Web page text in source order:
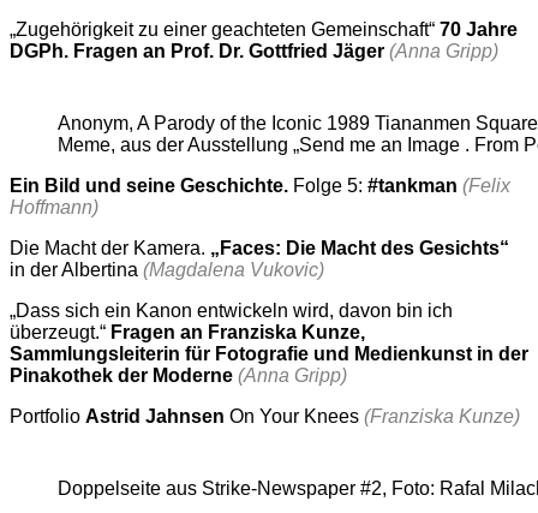
„Zugehörigkeit zu einer geachteten Gemeinschaft“ 70 Jahre
DGPh. Fragen an Prof. Dr. Gottfried Jäger (Anna Gripp)
Anonym, A Parody of the Iconic 1989 Tiananmen
Meme, aus der Ausstellung „Send me an Image . From
Ein Bild und seine Geschichte. Folge 5: #tankman (Felix
Hoffmann)
Die Macht der Kamera. „Faces: Die Macht des Gesichts“
in der Albertina (Magdalena Vukovic)
„Dass sich ein Kanon entwickeln wird, davon bin ich
überzeugt.“ Fragen an Franziska Kunze,
Sammlungsleiterin für Fotografie und Medienkunst in der
Pinakothek der Moderne (Anna Gripp)
Portfolio Astrid Jahnsen On Your Knees (Franziska Kunze)
Doppelseite aus Strike-Newspaper #2, Foto: Rafal